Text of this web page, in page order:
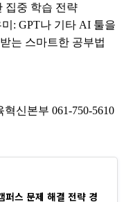
집중 학습 전략
: GPT나 기타 AI 툴을
는 스마트한 공부법
신본부 061-750-5610
퍼스 문제 해결 전략 경